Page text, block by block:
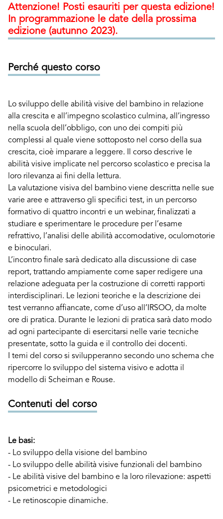
Attenzione! Posti esauriti per questa edizione!
In programmazione le date della prossima
edizione (autunno 2023).
Perché questo corso
Lo sviluppo delle abilità visive del bambino in relazione
alla crescita e all’impegno scolastico culmina, all’ingresso
nella scuola dell’obbligo, con uno dei compiti più
complessi al quale viene sottoposto nel corso della sua
crescita, cioè imparare a leggere. Il corso descrive le
abilità visive implicate nel percorso scolastico e precisa la
loro rilevanza ai fini della lettura.
La valutazione visiva del bambino viene descritta nelle sue
varie aree e attraverso gli specifici test, in un percorso
formativo di quattro incontri e un webinar, finalizzati a
studiare e sperimentare le procedure per l’esame
refrattivo, l’analisi delle abilità accomodative, oculomotorie
e binoculari.
L’incontro finale sarà dedicato alla discussione di case
report, trattando ampiamente come saper redigere una
relazione adeguata per la costruzione di corretti rapporti
interdisciplinari. Le lezioni teoriche e la descrizione dei
test verranno affiancate, come d’uso all’IRSOO, da molte
ore di pratica. Durante le lezioni di pratica sarà dato modo
ad ogni partecipante di esercitarsi nelle varie tecniche
presentate, sotto la guida e il controllo dei docenti.
I temi del corso si svilupperanno secondo uno schema che
ripercorre lo sviluppo del sistema visivo e adotta il
modello di Scheiman e Rouse.
Contenuti del corso
Le basi:
- Lo sviluppo della visione del bambino
- Lo sviluppo delle abilità visive funzionali del bambino
- Le abilità visive del bambino e la loro rilevazione: aspetti
psicometrici e metodologici
- Le retinoscopie dinamiche.